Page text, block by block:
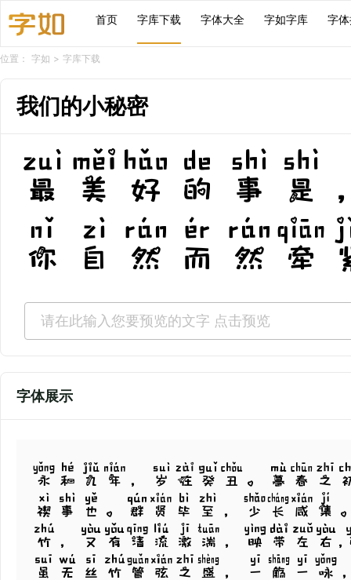
首页 字库下载 字体大全 字如字库 字
位置： 字如 > 字库下载
我们的小秘密
最美好的事是
你自然而然牵
字体展示
永和九年，岁在癸丑。暮春之
禊事也。群贤毕至，少长咸
竹，又有清流激湍，映带左右
虽无丝竹管弦之盛，一觞一